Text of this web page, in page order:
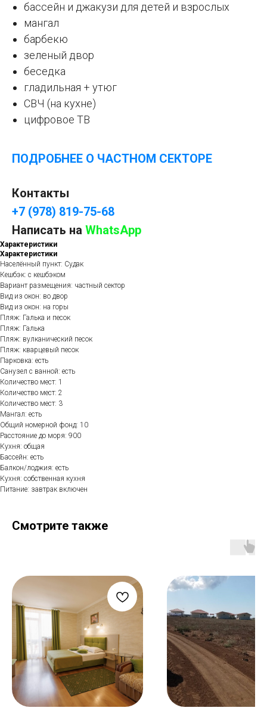
бассейн и джакузи для детей и взрослых
мангал
барбекю
зеленый двор
беседка
гладильная + утюг
СВЧ (на кухне)
цифровое ТВ
ПОДРОБНЕЕ О ЧАСТНОМ СЕКТОРЕ
Контакты
+7 (978) 819-75-68
Написать на WhatsApp
Характеристики
Характеристики
Населённый пункт: Судак
Кешбэк: с кешбэком
Вариант размещения: частный сектор
Вид из окон: во двор
Вид из окон: на горы
Пляж: Галька и песок
Пляж: Галька
Пляж: вулканический песок
Пляж: кварцевый песок
Парковка: есть
Санузел с ванной: есть
Количество мест: 1
Количество мест: 2
Количество мест: 3
Мангал: есть
Общий номерной фонд: 10
Расстояние до моря: 900
Кухня: общая
Бассейн: есть
Балкон/лоджия: есть
Кухня: собственная кухня
Питание: завтрак включен
Смотрите также